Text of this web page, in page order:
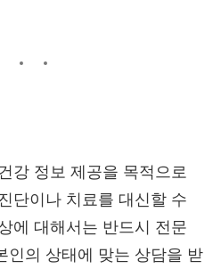
강 정보 제공을 목적으로
단이나 치료를 대신할 수
에 대해서는 반드시 전문
인의 상태에 맞는 상담을 받